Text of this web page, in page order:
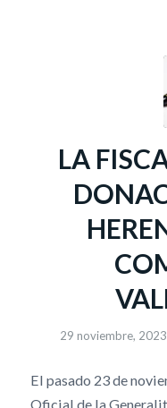
LA
29 noviembre, 2023
El pasado 23 de
Oficial de la